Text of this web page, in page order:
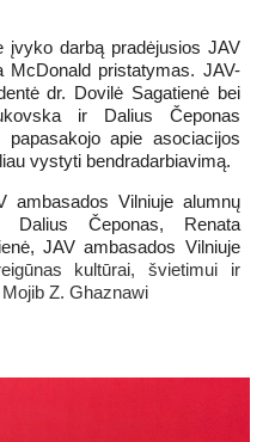
įvyko darbą pradėjusios JAV
McDonald pristatymas. JAV-
dr. Dovilė Sagatienė bei
ir Dalius Čeponas
apie asociacijos
vystyti bendradarbiavimą.
ambasados Vilniuje alumnų
Dalius Čeponas, Renata
JAV ambasados Vilniuje
kultūrai, švietimui ir
Z. Ghaznawi